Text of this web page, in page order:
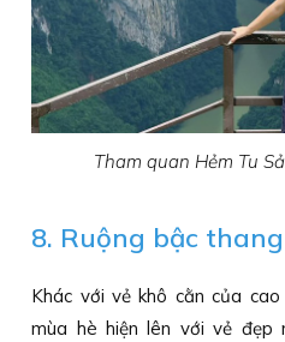
Tham quan Hẻm Tu
8. Ruộng bậc
Khác với vẻ khô cằn của
mùa hè hiện lên với vẻ đẹp